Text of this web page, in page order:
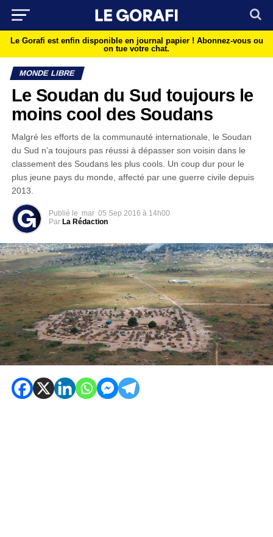
Le Gorafi est enfin disponible en journal papier ! Abonnez-vous ou
on tue votre chat.
MONDE LIBRE
Le Soudan du Sud toujours le
moins cool des Soudans
Malgré les efforts de la communauté internationale, le Soudan
du Sud n’a toujours pas réussi à dépasser son voisin dans le
classement des Soudans les plus cools. Un coup dur pour le
plus jeune pays du monde, affecté par une guerre civile depuis
2013.
Publié le mar 05 Sep 2016 à 14h00
Par La Rédaction